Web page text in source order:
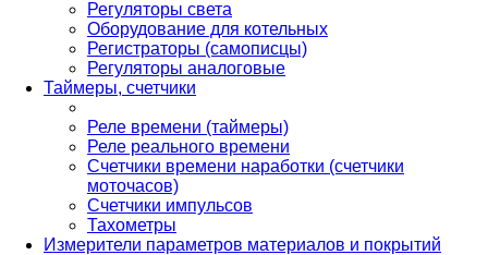
Регуляторы света
Оборудование для котельных
Регистраторы (самописцы)
Регуляторы аналоговые
Таймеры, счетчики
Реле времени (таймеры)
Реле реального времени
Счетчики времени наработки (счетчики
моточасов)
Счетчики импульсов
Тахометры
Измерители параметров материалов и покрытий